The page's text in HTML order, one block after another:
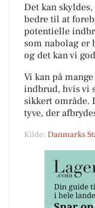
Det kan
bedre til at
potentielle
som nabolag er
og det kan vi
Vi kan på
indbrud, hvis vi
sikkert område.
tyve, der
Kilde: Danmarks